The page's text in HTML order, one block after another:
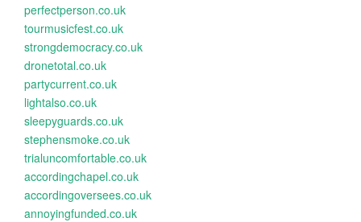
perfectperson.co.uk
tourmusicfest.co.uk
strongdemocracy.co.uk
dronetotal.co.uk
partycurrent.co.uk
lightalso.co.uk
sleepyguards.co.uk
stephensmoke.co.uk
trialuncomfortable.co.uk
accordingchapel.co.uk
accordingoversees.co.uk
annoyingfunded.co.uk